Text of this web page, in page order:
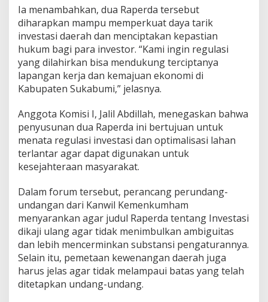
T
e
r
l
a
n
t
a
r
K
a
n
w
i
K
e
m
e
n
k
u
m
h
a
Ia menambahkan, dua Raperda tersebut
diharapkan mampu memperkuat daya tarik
investasi daerah dan menciptakan kepastian
hukum bagi para investor. “Kami ingin regulasi
yang dilahirkan bisa mendukung terciptanya
lapangan kerja dan kemajuan ekonomi di
Kabupaten Sukabumi,” jelasnya.
Anggota Komisi I, Jalil Abdillah, menegaskan bahwa
penyusunan dua Raperda ini bertujuan untuk
menata regulasi investasi dan optimalisasi lahan
terlantar agar dapat digunakan untuk
kesejahteraan masyarakat.
Dalam forum tersebut, perancang perundang-
undangan dari Kanwil Kemenkumham
menyarankan agar judul Raperda tentang Investasi
dikaji ulang agar tidak menimbulkan ambiguitas
dan lebih mencerminkan substansi pengaturannya.
Selain itu, pemetaan kewenangan daerah juga
harus jelas agar tidak melampaui batas yang telah
ditetapkan undang-undang.